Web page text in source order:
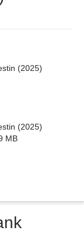
(2025)
(2025)
MB